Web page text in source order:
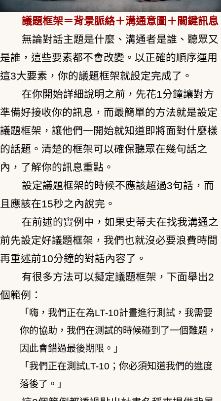
議題框架＝背景脈絡＋溝通意圖＋關鍵訊息
無論對話主題是什麼、溝通者是誰、聽眾又
是誰，這些要素都不會改變。以正確的順序運用
這3大要素，你的議題框架就設定完成了。
在你開始詳細說明之前，先花1分鐘讓對方
準備好接收你的訊息，而最簡單的方法就是設定
議題框架，讓他們一開始就知道即將面對什麼樣
的話題。清楚的框架可以確保聽眾在幾句話之
內，了解你的訊息重點。
設定議題框架的時候不應該超過3句話，而
且應該在15秒之內說完。
在前述的實例中，如果史蒂夫在找我溝通之
前先設定好議題框架，我們也就沒必要浪費時間
再重述前10分鐘的對話內容了。
有很多方法可以擬定議題框架，下面舉出2
個範例：
「嗨，我們正在為LT-10計畫進行測試，我需要
你的協助，我們在測試的時候碰到了一個難題，
因此會錯過最後期限。」
「我們正在測試LT-10；你必須知道我們的進度
落後了。」